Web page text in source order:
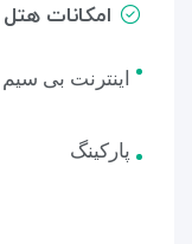
امکانات هتل
اینترنت بی سیم
پارکینگ